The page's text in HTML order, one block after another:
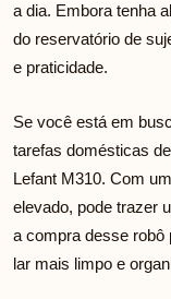
a dia. Embora tenha
do reservatório de
e praticidade.
Se você está em
tarefas domésticas
Lefant M310. Com
elevado, pode trazer
a compra desse robô
lar mais limpo e